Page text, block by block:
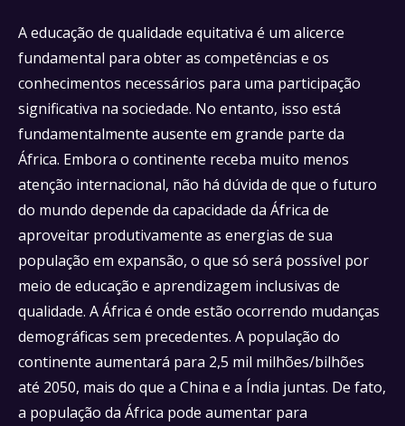
A educação de qualidade equitativa é um alicerce
fundamental para obter as competências e os
conhecimentos necessários para uma participação
significativa na sociedade. No entanto, isso está
fundamentalmente ausente em grande parte da
África. Embora o continente receba muito menos
atenção internacional, não há dúvida de que o futuro
do mundo depende da capacidade da África de
aproveitar produtivamente as energias de sua
população em expansão, o que só será possível por
meio de educação e aprendizagem inclusivas de
qualidade. A África é onde estão ocorrendo mudanças
demográficas sem precedentes. A população do
continente aumentará para 2,5 mil milhões/bilhões
até 2050, mais do que a China e a Índia juntas. De fato,
a população da África pode aumentar para